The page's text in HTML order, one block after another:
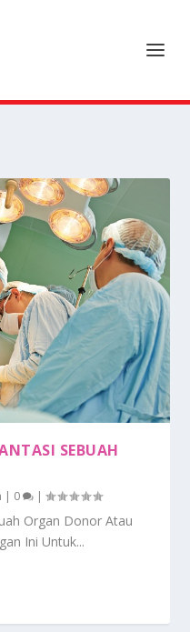
SEBUAH
| 0 |
Organ Donor Atau
Ini Untuk...